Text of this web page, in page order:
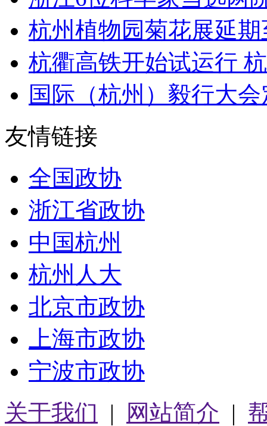
杭州植物园菊花展延期
杭衢高铁开始试运行
国际（杭州）毅行大
友情链接
全国政协
浙江省政协
中国杭州
杭州人大
北京市政协
上海市政协
宁波市政协
关于我们 | 网站简介 |